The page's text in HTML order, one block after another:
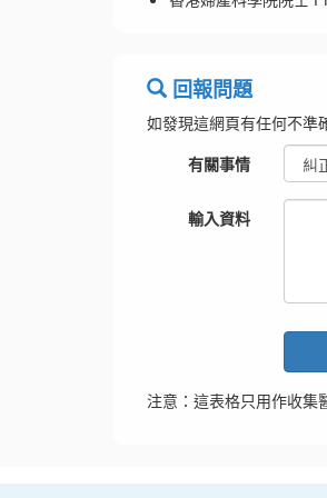
回報問題
如發現這網頁有任何不準
有關事情
輸入資料
注意：這表格只用作收集